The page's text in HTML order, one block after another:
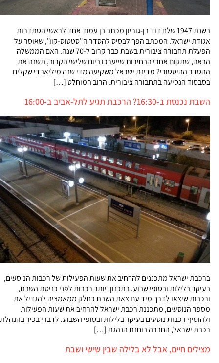
בשנת 1947 שלח דוד בן-גוריון מכתב בן עמוד אחד לראשי הסתדרות
אגודת ישראל. המכתב הפך לבסיס להסדר ה"סטטוס-קוו", שאוסר על
הפעלת תחבורה ציבורית בשבת כבר קרוב ל-70 שנה. האם הממשלה
הבאה, שתקום אחרי הבחירות שייערכו ביום שלישי הקרוב, תשנה את
ההסדר ההיסטורי? מדינת ישראל משקיעה מדי שנה מיליארדי שקלים
בסבסוד הנסיעה בתחבורה ציבורית. הרוב המוחלט […]
השבת נכנסת ב-16:30? הרכבת תגיע לתל-אביב ב-16:00
ברכבת ישראל מתכננים להרחיב את שעות הפעילות של רכבות הנוסעים,
בעיקר בלילות ובסופי שבוע. בתכנון: יותר רכבות לפני כניסת השבת,
ורכבות שיצאו לדרך מיד עם צאת השבת כחלק ממאמציה להגדיל את
מספר הנוסעים, מתכננת רכבת ישראל להרחיב את שעות הפעילות
ולהוסיף רכבות נוסעים בעיקר בלילות ובסופי השבוע. לדברי בכיר בהנהלת
רכבת ישראל, החברה בוחנת הנהגת […]
מצילים חיים, אבל לא בלילה שבין שישי ושבת